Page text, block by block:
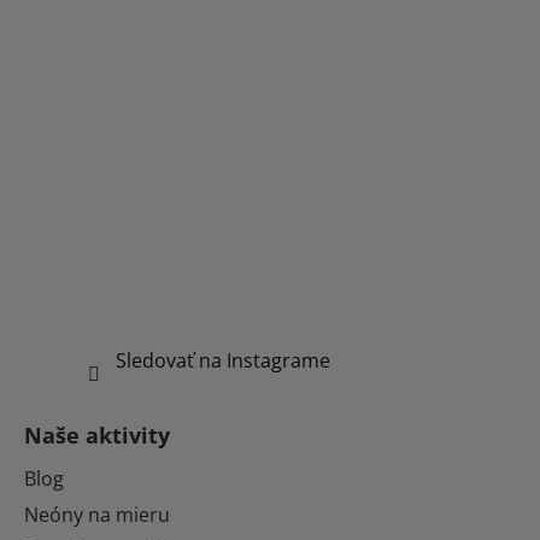
Sledovať na Instagrame
Naše aktivity
Blog
Neóny na mieru